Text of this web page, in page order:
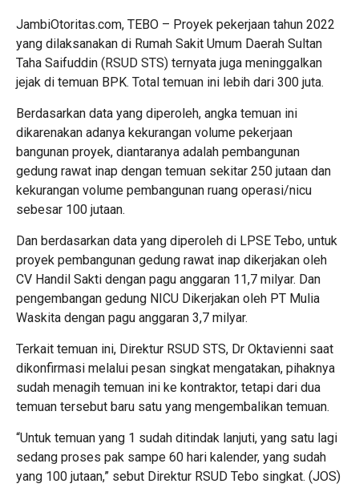
JambiOtoritas.com, TEBO – Proyek pekerjaan tahun 2022
yang dilaksanakan di Rumah Sakit Umum Daerah Sultan
Taha Saifuddin (RSUD STS) ternyata juga meninggalkan
jejak di temuan BPK. Total temuan ini lebih dari 300 juta.
Berdasarkan data yang diperoleh, angka temuan ini
dikarenakan adanya kekurangan volume pekerjaan
bangunan proyek, diantaranya adalah pembangunan
gedung rawat inap dengan temuan sekitar 250 jutaan dan
kekurangan volume pembangunan ruang operasi/nicu
sebesar 100 jutaan.
Dan berdasarkan data yang diperoleh di LPSE Tebo, untuk
proyek pembangunan gedung rawat inap dikerjakan oleh
CV Handil Sakti dengan pagu anggaran 11,7 milyar. Dan
pengembangan gedung NICU Dikerjakan oleh PT Mulia
Waskita dengan pagu anggaran 3,7 milyar.
Terkait temuan ini, Direktur RSUD STS, Dr Oktavienni saat
dikonfirmasi melalui pesan singkat mengatakan, pihaknya
sudah menagih temuan ini ke kontraktor, tetapi dari dua
temuan tersebut baru satu yang mengembalikan temuan.
“Untuk temuan yang 1 sudah ditindak lanjuti, yang satu lagi
sedang proses pak sampe 60 hari kalender, yang sudah
yang 100 jutaan,” sebut Direktur RSUD Tebo singkat. (JOS)